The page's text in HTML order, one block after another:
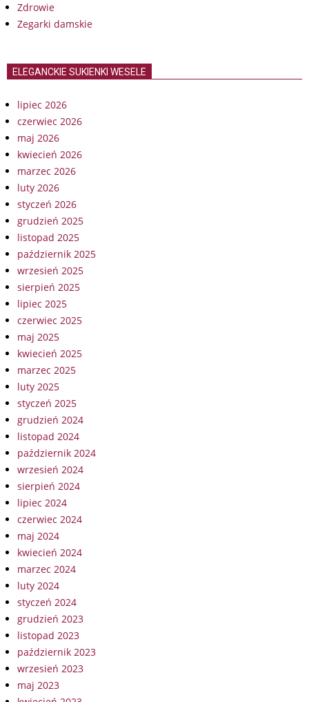
Zdrowie
Zegarki damskie
ELEGANCKIE SUKIENKI WESELE
lipiec 2026
czerwiec 2026
maj 2026
kwiecień 2026
marzec 2026
luty 2026
styczeń 2026
grudzień 2025
listopad 2025
październik 2025
wrzesień 2025
sierpień 2025
lipiec 2025
czerwiec 2025
maj 2025
kwiecień 2025
marzec 2025
luty 2025
styczeń 2025
grudzień 2024
listopad 2024
październik 2024
wrzesień 2024
sierpień 2024
lipiec 2024
czerwiec 2024
maj 2024
kwiecień 2024
marzec 2024
luty 2024
styczeń 2024
grudzień 2023
listopad 2023
październik 2023
wrzesień 2023
maj 2023